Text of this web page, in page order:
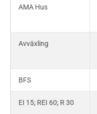
AMA Hus
Avväxling
BFS
EI 15; REI 60; R 30